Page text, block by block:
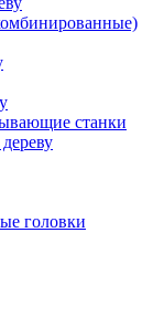
станки
головки